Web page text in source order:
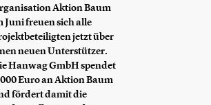
Aktion Baum
Juni freuen sich alle
jetzt über
neuen Unterstützer.
Hanwag GmbH spendet
Euro an Aktion Baum
fördert damit die